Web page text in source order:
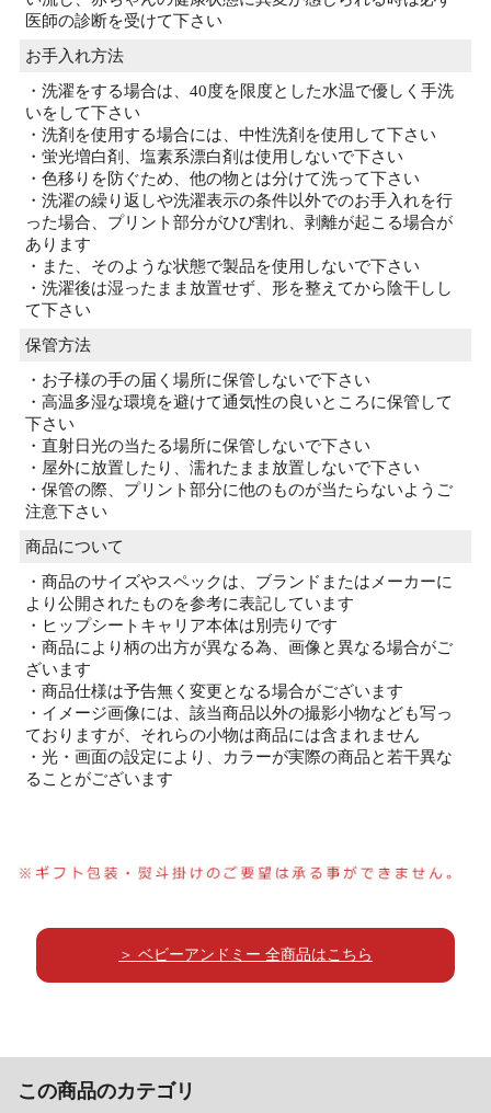
医師の診断を受けて下さい
お手入れ方法
・洗濯をする場合は、40度を限度とした水温で優しく手洗
いをして下さい
・洗剤を使用する場合には、中性洗剤を使用して下さい
・蛍光増白剤、塩素系漂白剤は使用しないで下さい
・色移りを防ぐため、他の物とは分けて洗って下さい
・洗濯の繰り返しや洗濯表示の条件以外でのお手入れを行
った場合、プリント部分がひび割れ、剥離が起こる場合が
あります
・また、そのような状態で製品を使用しないで下さい
・洗濯後は湿ったまま放置せず、形を整えてから陰干しし
て下さい
保管方法
・お子様の手の届く場所に保管しないで下さい
・高温多湿な環境を避けて通気性の良いところに保管して
下さい
・直射日光の当たる場所に保管しないで下さい
・屋外に放置したり、濡れたまま放置しないで下さい
・保管の際、プリント部分に他のものが当たらないようご
注意下さい
商品について
・商品のサイズやスペックは、ブランドまたはメーカーに
より公開されたものを参考に表記しています
・ヒップシートキャリア本体は別売りです
・商品により柄の出方が異なる為、画像と異なる場合がご
ざいます
・商品仕様は予告無く変更となる場合がございます
・イメージ画像には、該当商品以外の撮影小物なども写っ
ておりますが、それらの小物は商品には含まれません
・光・画面の設定により、カラーが実際の商品と若干異な
ることがございます
＞ ベビーアンドミー 全商品はこちら
この商品のカテゴリ